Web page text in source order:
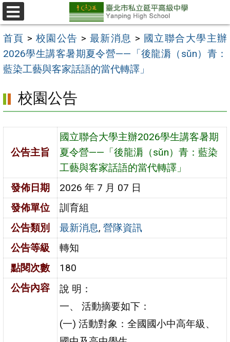
跳
至
主
要
內
選
單
首頁 > 校園公告 > 最新消息 > 國立聯合大學主辦
2026學生講客暑期夏令營——「後龍漘（sǔn）青：
藍染工藝與客家話語的當代轉譯」
校園公告
公告主旨
國立聯合大學主辦2026學生講客暑期
夏令營——「後龍漘（sǔn）青：藍染
工藝與客家話語的當代轉譯」
發佈日期
2026 年 7 月 07 日
發佈單位
訓育組
公告類別
最新消息,營隊資訊
公告等級
轉知
點閱次數
180
公告內容
說 明：
一、 活動摘要如下：
(一) 活動對象：全國國小中高年級、